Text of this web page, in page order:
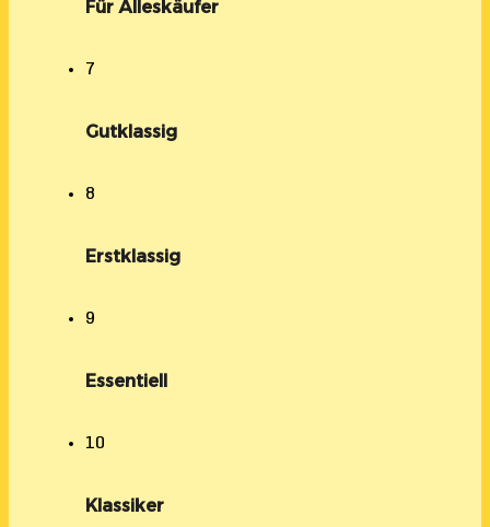
Für Alleskäufer
7
Gutklassig
8
Erstklassig
9
Essentiell
10
Klassiker